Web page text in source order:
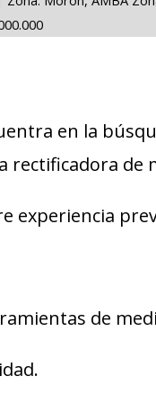
en la
rectificadora de
experiencia
de